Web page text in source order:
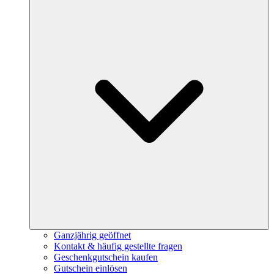
Ganzjährig geöffnet
Kontakt & häufig gestellte fragen
Geschenkgutschein kaufen
Gutschein einlösen